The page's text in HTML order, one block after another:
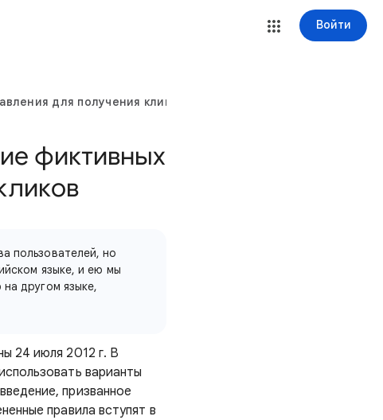
Войти
для получения кликов
фиктивных
пользователей, но
языке, и ею мы
другом языке,
24 июля 2012 г. В
варианты
призванное
правила вступят в